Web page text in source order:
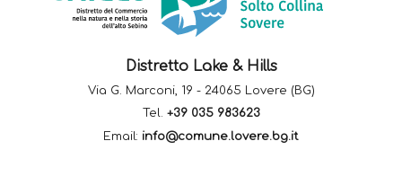
Distretto Lake & Hills
Via G. Marconi, 19 - 24065 Lovere (BG)
Tel. +39 035 983623
Email: info@comune.lovere.bg.it